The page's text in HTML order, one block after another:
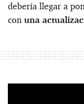
debería llegar a
con una